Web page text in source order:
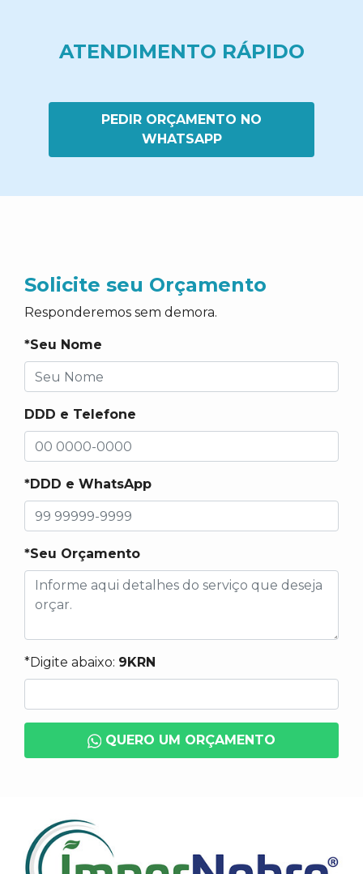
ATENDIMENTO RÁPIDO
PEDIR ORÇAMENTO NO
WHATSAPP
Solicite seu Orçamento
Responderemos sem demora.
*Seu Nome
DDD e Telefone
*DDD e WhatsApp
*Seu Orçamento
*Digite abaixo: 9KRN
QUERO UM ORÇAMENTO